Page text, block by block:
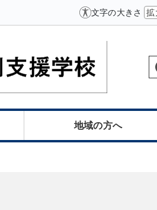
文字の大きさ 拡
地域の方へ